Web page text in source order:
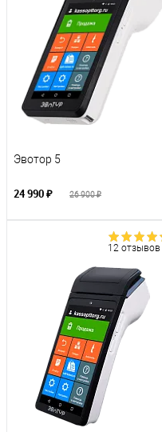
Эвотор 5 Visa
Эвотор 5
24 990 ₽ 26 900 ₽
12 отзывов